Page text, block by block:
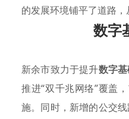
的发展环境铺平了道路
数字
新余市致力于提升数字
推进“双千兆网络”覆盖
施。同时，新增的公交